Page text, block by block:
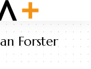
Forster